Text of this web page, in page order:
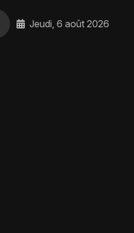
Jeudi, 6 août 2026